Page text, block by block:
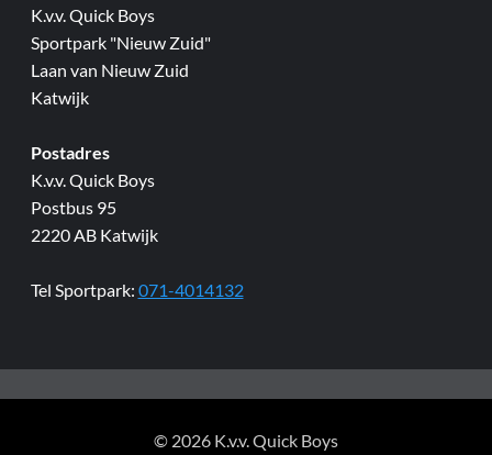
K.v.v. Quick Boys
Sportpark "Nieuw Zuid"
Laan van Nieuw Zuid
Katwijk
Postadres
K.v.v. Quick Boys
Postbus 95
2220 AB Katwijk
Tel Sportpark: 071-4014132
© 2026 K.v.v. Quick Boys